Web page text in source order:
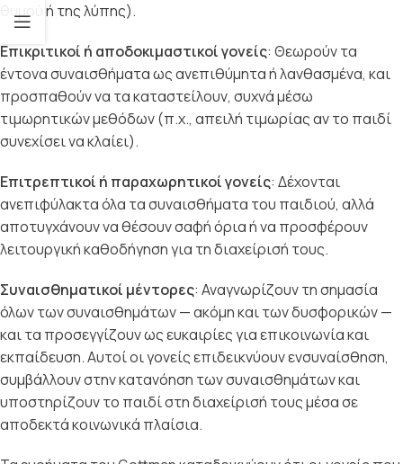
θυμού ή της λύπης).
Επικριτικοί ή αποδοκιμαστικοί γονείς: Θεωρούν τα
έντονα συναισθήματα ως ανεπιθύμητα ή λανθασμένα, και
προσπαθούν να τα καταστείλουν, συχνά μέσω
τιμωρητικών μεθόδων (π.χ., απειλή τιμωρίας αν το παιδί
συνεχίσει να κλαίει).
Επιτρεπτικοί ή παραχωρητικοί γονείς: Δέχονται
ανεπιφύλακτα όλα τα συναισθήματα του παιδιού, αλλά
αποτυγχάνουν να θέσουν σαφή όρια ή να προσφέρουν
λειτουργική καθοδήγηση για τη διαχείρισή τους.
Συναισθηματικοί μέντορες: Αναγνωρίζουν τη σημασία
όλων των συναισθημάτων — ακόμη και των δυσφορικών —
και τα προσεγγίζουν ως ευκαιρίες για επικοινωνία και
εκπαίδευση. Αυτοί οι γονείς επιδεικνύουν ενσυναίσθηση,
συμβάλλουν στην κατανόηση των συναισθημάτων και
υποστηρίζουν το παιδί στη διαχείρισή τους μέσα σε
αποδεκτά κοινωνικά πλαίσια.